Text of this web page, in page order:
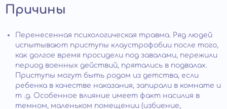
Причины
Перенесенная психологическая травма. Ряд людей
испытывают приступы клаустрофобии после того,
как долгое время просидели под завалами, пережили
период военных действий, прятались в подвалах.
Приступы могут быть родом из детства, если
ребенка в качестве наказания, запирали в комнате и
т .д. Особенное влияние имеет факт насилия в
темном, маленьком помещении (избиение,